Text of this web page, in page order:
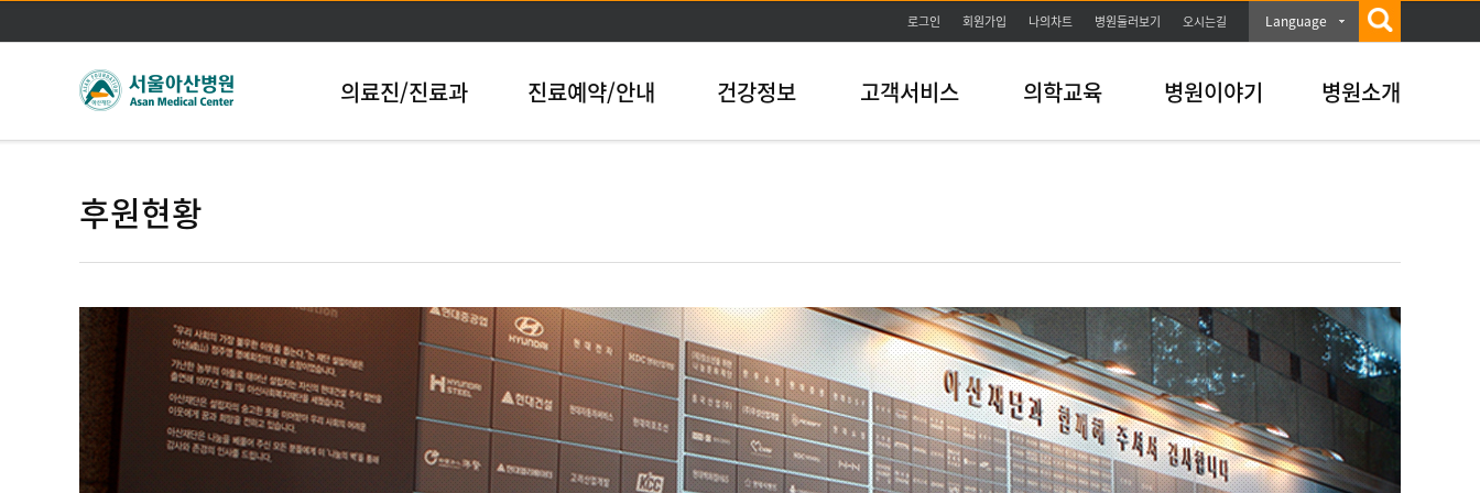
본문바로가기
로그인 회원가입 나의차트 병원둘러보기 오시는길 Language
의료진/진료과 진료예약/안내 건강정보 고객서비스 의학교육 병원이야기 병원소개
후원현황